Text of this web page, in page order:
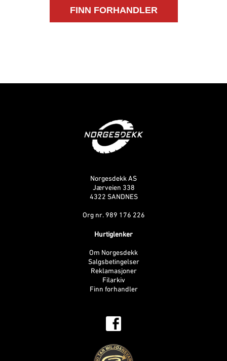
Norgesdekk AS
Jærveien 338
4322 SANDNES
Org nr. 989 176 226
Hurtiglenker
Om Norgesdekk
Salgsbetingelser
Reklamasjoner
Filarkiv
Finn forhandler